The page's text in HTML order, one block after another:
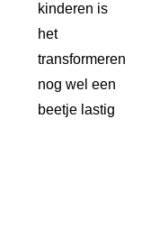
kinderen is
het
transformeren
nog wel een
beetje lastig